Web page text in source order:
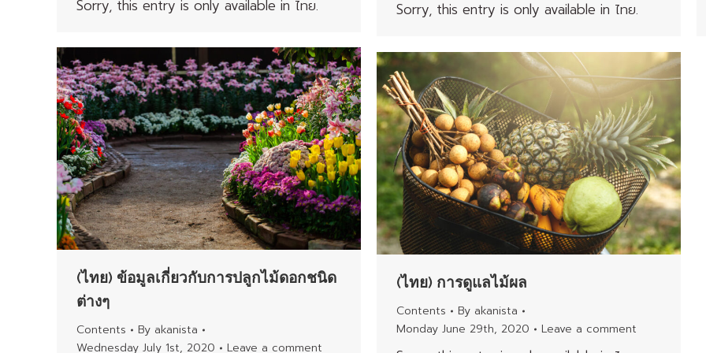
Sorry, this entry is only available in ไทย. Sorry, this entry is only available in ไทย.
(ไทย) ข้อมูลเกี่ยวกับการปลูกไม้ดอกชนิด
ต่างๆ
Contents By akanista
Wednesday July 1st, 2020
Leave a comment
(ไทย) การดูแลไม้ผล
Contents By akanista
Monday June 29th, 2020
Leave a comment